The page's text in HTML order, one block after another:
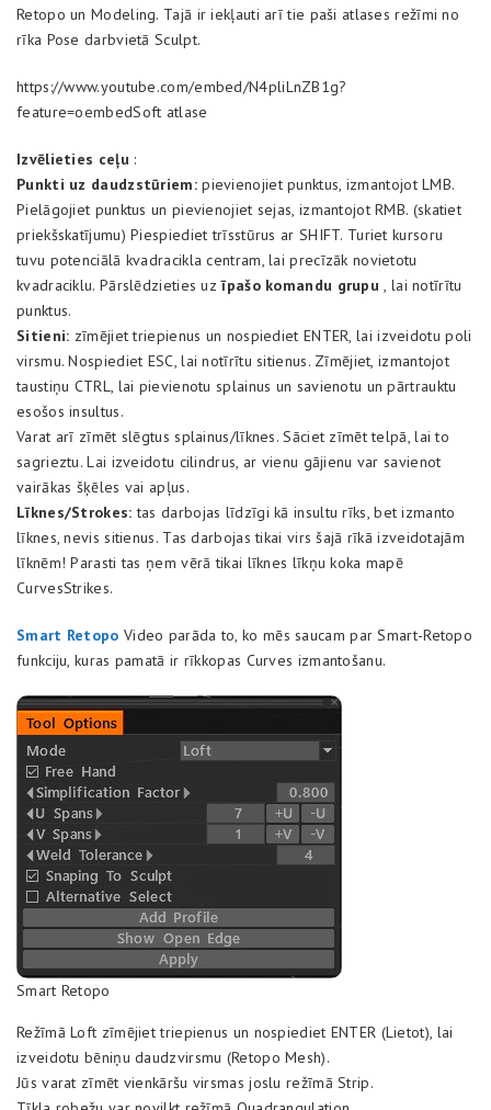
Retopo un Modeling. Tajā ir iekļauti arī tie paši atlases režīmi no
rīka Pose darbvietā Sculpt.
https://www.youtube.com/embed/N4pliLnZB1g?
feature=oembedSoft atlase
Izvēlieties ceļu :
Punkti uz daudzstūriem:pievienojiet punktus, izmantojot LMB.
Pielāgojiet punktus un pievienojiet sejas, izmantojot RMB. (skatiet
priekšskatījumu) Piespiediet trīsstūrus ar SHIFT. Turiet kursoru
tuvu potenciālā kvadracikla centram, lai precīzāk novietotu
kvadraciklu. Pārslēdzieties uzīpašo komandu grupu , lai notīrītu
punktus.
Sitieni: zīmējiet triepienus un nospiediet ENTER, lai izveidotu poli
virsmu. Nospiediet ESC, lai notīrītu sitienus. Zīmējiet, izmantojot
taustiņu CTRL, lai pievienotu splainus un savienotu un pārtrauktu
esošos insultus.
Varat arī zīmēt slēgtus splainus/līknes. Sāciet zīmēt telpā, lai to
sagrieztu. Lai izveidotu cilindrus, ar vienu gājienu var savienot
vairākas šķēles vai apļus.
Līknes/Strokes: tas darbojas līdzīgi kā insultu rīks, bet izmanto
līknes, nevis sitienus. Tas darbojas tikai virs šajā rīkā izveidotajām
līknēm! Parasti tas ņem vērā tikai līknes līkņu koka mapē
CurvesStrikes.
Smart Retopo Video parāda to, ko mēs saucam par Smart-Retopo
funkciju, kuras pamatā ir rīkkopas Curves izmantošanu.
Smart Retopo
Režīmā Loft zīmējiet triepienus un nospiediet ENTER (Lietot), lai
izveidotu bēniņu daudzvirsmu (Retopo Mesh).
Jūs varat zīmēt vienkāršu virsmas joslu režīmā Strip.